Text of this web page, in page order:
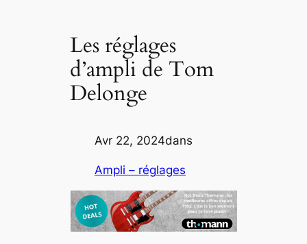
Les réglages
d’ampli de Tom
Delonge
Avr 22, 2024dans
Ampli – réglages